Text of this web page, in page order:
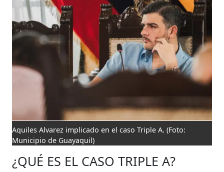
Aquiles Alvarez implicado en el caso Triple A. (Foto:
Municipio de Guayaquil)
¿QUÉ ES EL CASO TRIPLE A?